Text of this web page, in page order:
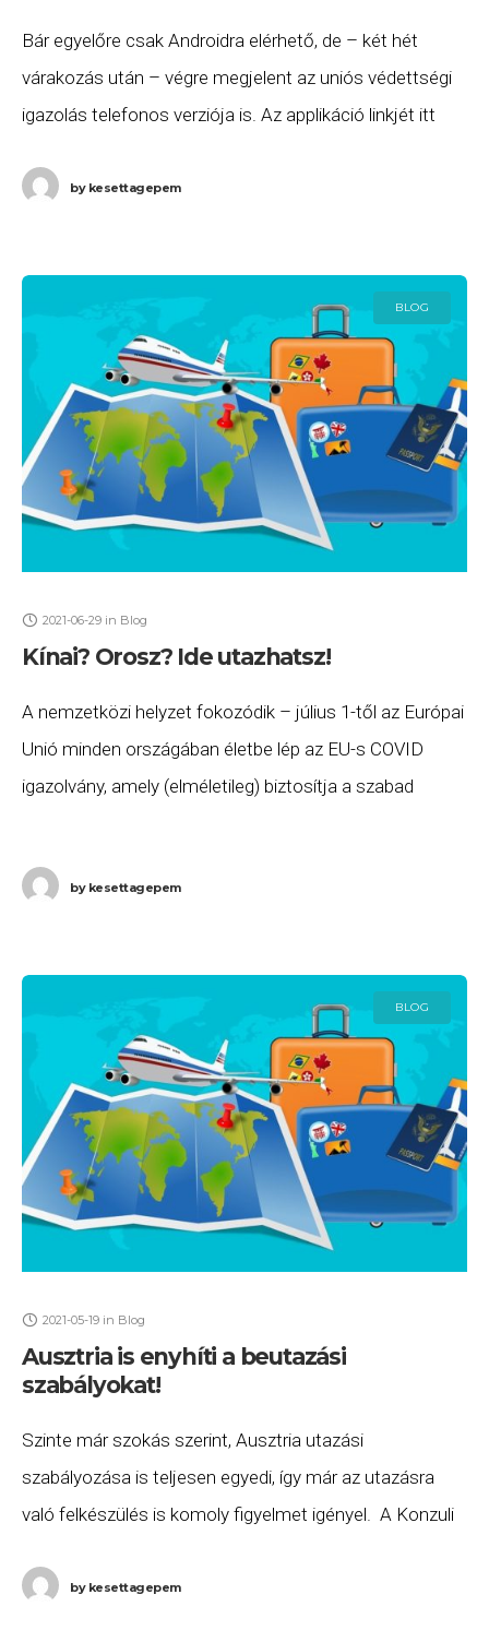
Bár egyelőre csak Androidra elérhető, de – két hét
várakozás után – végre megjelent az uniós védettségi
igazolás telefonos verziója is. Az applikáció linkjét itt
bykesettagepem
BLOG
2021-06-29 in Blog
Kínai? Orosz? Ide utazhatsz!
A nemzetközi helyzet fokozódik – július 1-től az Európai
Unió minden országában életbe lép az EU-s COVID
igazolvány, amely (elméletileg) biztosítja a szabad
bykesettagepem
BLOG
2021-05-19 in Blog
Ausztria is enyhíti a beutazási
szabályokat!
Szinte már szokás szerint, Ausztria utazási
szabályozása is teljesen egyedi, így már az utazásra
való felkészülés is komoly figyelmet igényel. A Konzuli
nélkül utazhatnak Ausztriába,
bykesettagepem